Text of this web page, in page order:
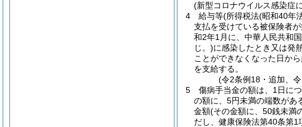
(新型コロナウイルス感染症
4
給与等(所得税法(昭和40年
支払を受けている被保険者
和2年1月に、中華人民共和
じ。)に感染したとき又は発
ことができなくなった日か
を支給する。
(令2条例18・追加、
5
傷病手当金の額は、1日に
の額に、5円未満の端数があ
金額(その金額に、50銭未満
だし、健康保険法第40条第